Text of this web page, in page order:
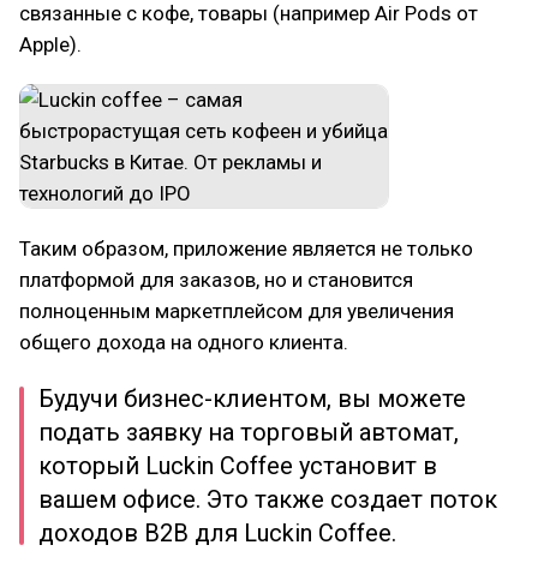
связанные с кофе, товары (например Air Pods от
Apple).
Таким образом, приложение является не только
платформой для заказов, но и становится
полноценным маркетплейсом для увеличения
общего дохода на одного клиента.
Будучи бизнес-клиентом, вы можете
подать заявку на торговый автомат,
который Luckin Coffee установит в
вашем офисе. Это также создает поток
доходов B2B для Luckin Coffee.